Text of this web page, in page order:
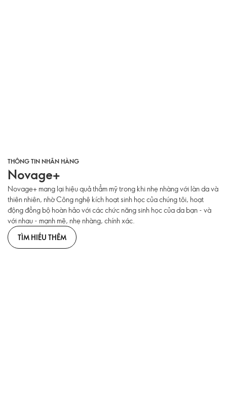
THÔNG TIN NHÃN HÀNG
Novage+
Novage+ mang lại hiệu quả thẩm mỹ trong khi nhẹ nhàng với làn da và
thiên nhiên, nhờ Công nghệ kích hoạt sinh học của chúng tôi, hoạt
động đồng bộ hoàn hảo với các chức năng sinh học của da bạn - và
với nhau - mạnh mẽ, nhẹ nhàng, chính xác.
TÌM HIỂU THÊM